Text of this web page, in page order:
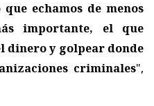
que echamos de menos
importante, el que
y golpear donde
criminales",